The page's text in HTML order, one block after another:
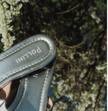
Echos mule in silver is...